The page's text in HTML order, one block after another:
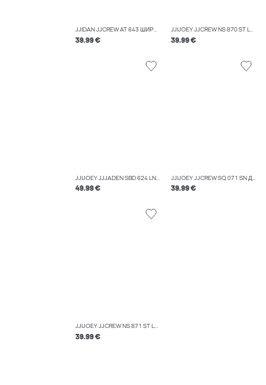
JJIDAN JJCREW AT 643 ШИРОКИ ДЪНКИ
39.99 €
JJIJOEY JJCREW NS 870 ST LN ДЪНКИ С БЪЧВА
39.99 €
JJIJOEY JJJADEN SBD 624 LN ДЪНКИ С БЪЧВА
49.99 €
JJIJOEY JJCREW SQ 071 SN ДЪНКИ С БЪЧВА
39.99 €
JJIJOEY JJCREW NS 871 ST LN ДЪНКИ С БЪЧВА
39.99 €